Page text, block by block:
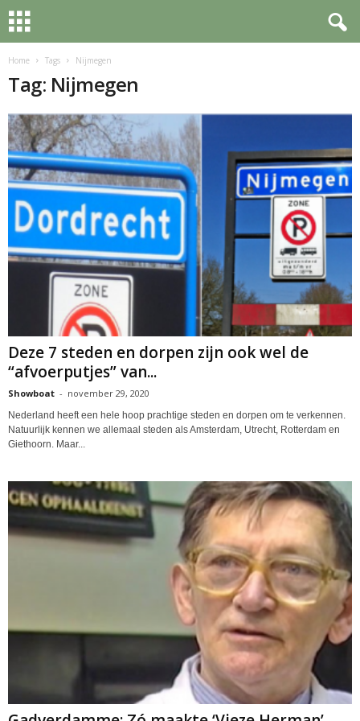
Home Tags Nijmegen
Tag: Nijmegen
Deze 7 steden en dorpen zijn ook wel de
“afvoerputjes” van...
Showboat - november 29, 2020
Nederland heeft een hele hoop prachtige steden en dorpen om te verkennen.
Natuurlijk kennen we allemaal steden als Amsterdam, Utrecht, Rotterdam en
Giethoorn. Maar...